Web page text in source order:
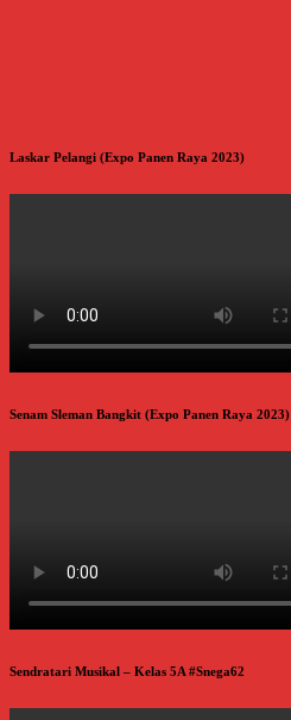
Laskar Pelangi (Expo Panen Raya 2023)
Senam Sleman Bangkit (Expo Panen Raya 2023)
Sendratari Musikal – Kelas 5A #Snega62